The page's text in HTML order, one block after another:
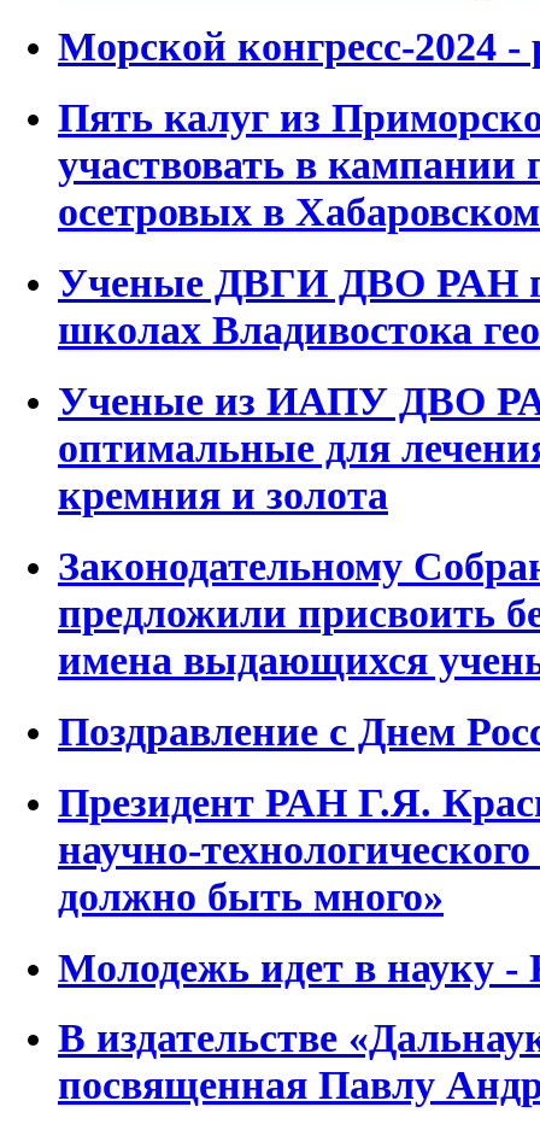
Морской конгресс-2024 -
Пять калуг из
участвовать в кампании
осетровых в
Ученые ДВГИ ДВО РАН
школах Владивостока
Ученые из ИАПУ ДВО
оптимальные для
кремния и золота
Законодательному
предложили присвоить
имена выдающихся
Поздравление с Днем
Президент РАН Г.Я.
научно-
должно быть много»
Молодежь идет в науку
В издательстве
посвященная Павлу